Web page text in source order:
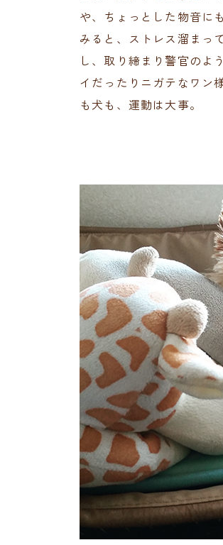
や、ちょっとした物音に
みると、ストレス溜まっ
し、取り締まり警官のよ
イだったりニガテなワン
も犬も、運動は大事。